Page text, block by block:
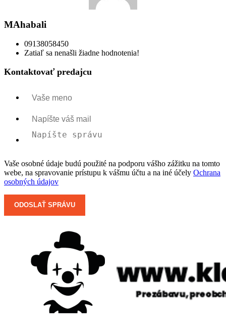
MAhabali
09138058450
Zatiaľ sa nenašli žiadne hodnotenia!
Kontaktovať predajcu
Vaše osobné údaje budú použité na podporu vášho zážitku na tomto
webe, na spravovanie prístupu k vášmu účtu a na iné účely Ochrana
osobných údajov